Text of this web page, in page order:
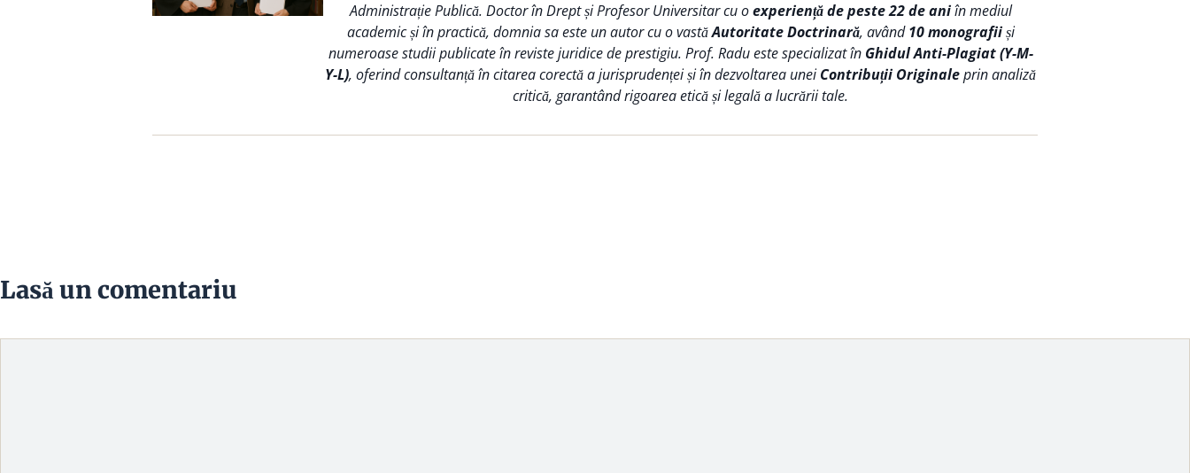
Administrație Publică. Doctor în Drept și Profesor Universitar cu oexperiență de peste 22 de aniîn mediul
academic și în practică, domnia sa este un autor cu o vastăAutoritate Doctrinară, având10 monografiiși
numeroase studii publicate în reviste juridice de prestigiu. Prof. Radu este specializat în Ghidul Anti-Plagiat (Y-M-
Y-L), oferind consultanță în citarea corectă a jurisprudenței și în dezvoltarea uneiContribuții Originaleprin analiză
critică, garantând rigoarea etică și legală a lucrării tale.
Lasă un comentariu